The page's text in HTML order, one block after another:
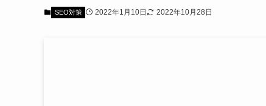
SEO対策 2022年1月10日 2022年10月28日